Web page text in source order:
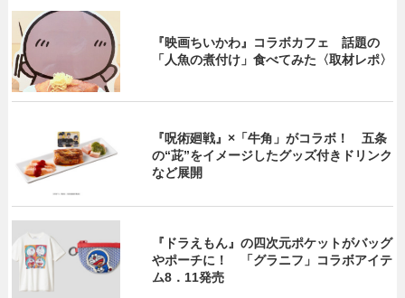
『映画ちいかわ』コラボカフェ 話題の
「人魚の煮付け」食べてみた〈取材レポ〉
『呪術廻戦』×「牛角」がコラボ！ 五条
の“茈”をイメージしたグッズ付きドリンク
など展開
『ドラえもん』の四次元ポケットがバッグ
やポーチに！ 「グラニフ」コラボアイテ
ム8．11発売